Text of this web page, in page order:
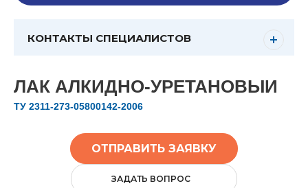
КОНТАКТЫ СПЕЦИАЛИСТОВ
ЛАК АЛКИДНО-УРЕТАНОВЫИ
ТУ 2311-273-05800142-2006
ОТПРАВИТЬ ЗАЯВКУ
ЗАДАТЬ ВОПРОС